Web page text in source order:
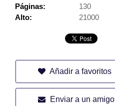
Páginas:
130
Alto:
21000
Añadir a favoritos
Enviar a un amigo